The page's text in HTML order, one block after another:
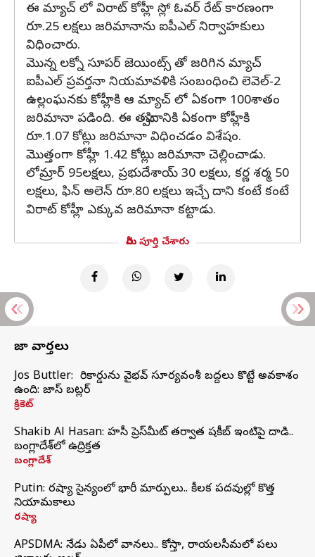
ఈ మ్యాచ్ లో విరాట్ కోహ్లీ స్లో ఓవర్ రేట్ కారణంగా
రూ.25 లక్షలు జరిమానాను ఐపీఎల్ నిర్వాహకులు
విధించారు.
మొన్న లక్నో సూపర్ జెయింట్స్ తో జరిగిన మ్యాచ్
ఐపీఎల్ ప్రవర్తనా నియమావళికి సంబంధించి లెవెల్-2
ఉల్లంఘనకు కోహ్లీకి ఆ మ్యాచ్ లో ఏకంగా 100శాతం
జరిమానా పడింది. ఈ తప్పిదానికి ఏకంగా కోహ్లీకి
రూ.1.07 కోట్లు జరిమానా విధించడం విశేషం.
మొత్తంగా కోహ్లీ 1.42 కోట్లు జరిమానా చెల్లించాడు.
లోమ్రార్ 95లక్షలు, ప్రభుదేశాయ్ 30 లక్షలు, కర్ణ శర్మ 50
లక్షలు, ఫిన్ అలెన్ రూ.80 లక్షలు ఇచ్చే దాని కంటే కంటే
విరాట్ కోహ్లీ ఎక్కువ జరిమానా కట్టాడు.
మీరు పూర్తి చేశారు
తాజా వార్తలు
Jos Buttler: నా రికార్డును వైభవ్ సూర్యవంశీ బద్దలు కొట్టే అవకాశం
ఉంది: జాస్ బట్లర్
క్రికెట్
Shakib Al Hasan: హసీనా ప్రెస్‌మీట్‌ తర్వాత షకీబ్‌ ఇంటిపై దాడి..
బంగ్లాదేశ్‌లో ఉద్రిక్తత
బంగ్లాదేశ్
Putin: రష్యా సైన్యంలో భారీ మార్పులు.. కీలక పదవుల్లో కొత్త
నియామకాలు
రష్యా
APSDMA: నేడు ఏపీలో వానలు.. కోస్తా, రాయలసీమలో పలు